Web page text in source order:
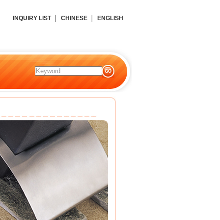
INQUIRY LIST│ CHINESE ENGLISH